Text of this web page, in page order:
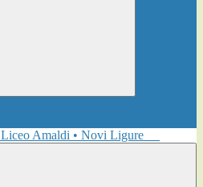
Liceo Amaldi • Novi Ligure